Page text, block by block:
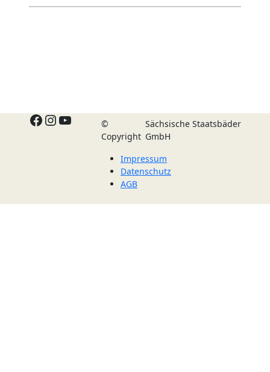
Facebook
Instagram
YouTube
©
Copyright
Sächsische Staatsbäder
GmbH
Impressum
Datenschutz
AGB